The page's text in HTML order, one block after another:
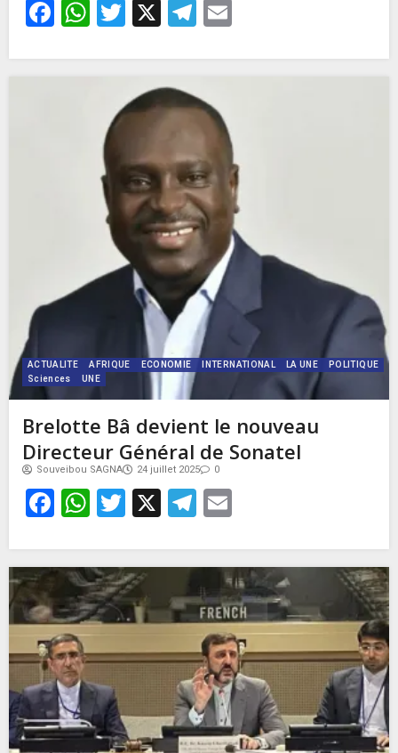
Facebook
WhatsApp
Twitter
X Telegram
ACTUALITE AFRIQUE ECONOMIE INTERNATIONAL LA UNE
POLITIQUE
Sciences
UNE
Brelotte Bâ devient le nouveau
Directeur Général de Sonatel
Souveibou SAGNA 24 juillet 2025 0
Facebook
WhatsApp
Twitter
X Telegram